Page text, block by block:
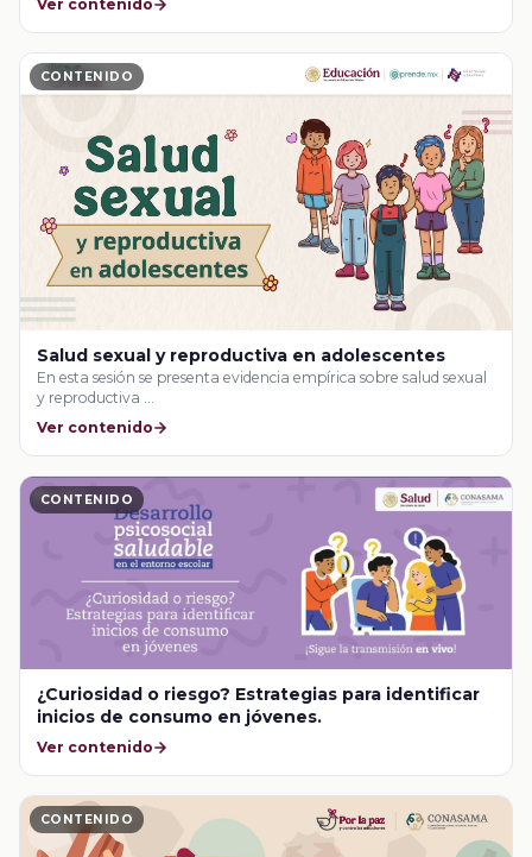
Ver contenido
CONTENIDO
Salud sexual y reproductiva en adolescentes
En esta sesión se presenta evidencia empírica sobre salud sexual
y reproductiva …
Ver contenido
CONTENIDO
¿Curiosidad o riesgo? Estrategias para identificar
inicios de consumo en jóvenes.
Ver contenido
CONTENIDO